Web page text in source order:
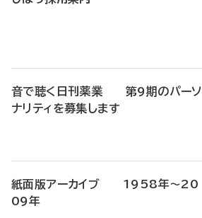
音で聴く日刊薬業 第9期のパーソ
ナリティを募集します
紙面版アーカイブ 1958年～20
09年